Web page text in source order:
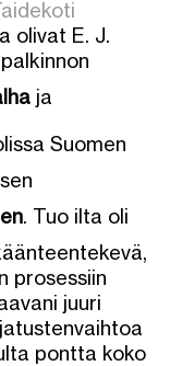
olivat E. J.
ja
Suomen
. Tuo ilta oli
prosessiin
juuri
pontta koko